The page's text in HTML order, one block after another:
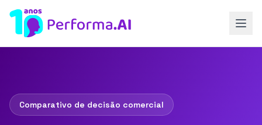
Comparativo de decisão comercial